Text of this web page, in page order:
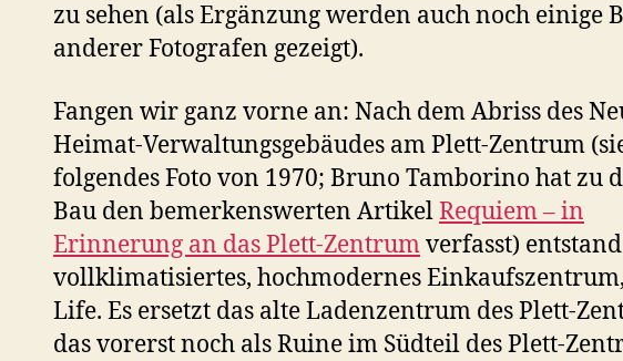
zu sehen (als Ergänzung werden auch noch einige
anderer Fotografen gezeigt).
Fangen wir ganz vorne an: Nach dem Abriss des
Heimat-Verwaltungsgebäudes am Plett-Zentrum
folgendes Foto von 1970; Bruno Tamborino hat zu
Bau den bemerkenswerten ArtikelRequiem – in
Erinnerung an das Plett-Zentrumverfasst)
vollklimatisiertes, hochmodernes
Life. Es ersetzt das alte Ladenzentrum des Plett-
das vorerst noch als Ruine im Südteil des Plett-